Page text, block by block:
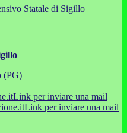
Statale di Sigillo
(PG)
Link per inviare una mail
Link per inviare una mail